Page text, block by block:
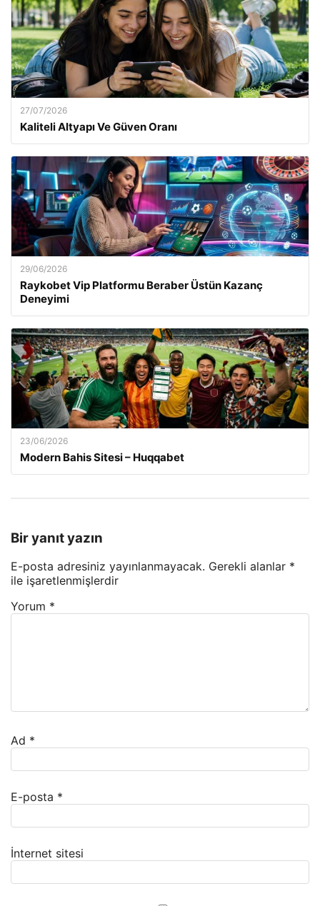
27/07/2026
Kaliteli Altyapı Ve Güven Oranı
29/06/2026
Raykobet Vip Platformu Beraber Üstün Kazanç
Deneyimi
23/06/2026
Modern Bahis Sitesi – Huqqabet
Bir yanıt yazın
E-posta adresiniz yayınlanmayacak. Gerekli alanlar *
ile işaretlenmişlerdir
Yorum *
Ad *
E-posta *
İnternet sitesi